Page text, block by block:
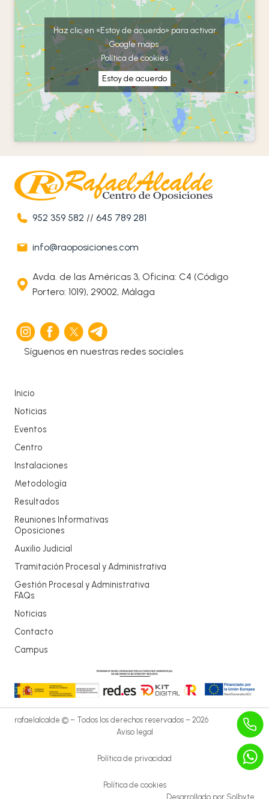
Haz clic en «Estoy de acuerdo» para activar
Google maps
Política de cookies
Estoy de acuerdo
952 359 582 //645 789 281
info@raoposiciones.com
Avda. de las Américas 3, Oficina: C4 (Código
Portero: 1019), 29002, Málaga
Síguenos en nuestras redes sociales
Inicio
Noticias
Eventos
Centro
Instalaciones
Metodología
Resultados
Reuniones Informativas
Oposiciones
Auxilio Judicial
Tramitación Procesal y Administrativa
Gestión Procesal y Administrativa
FAQs
Noticias
Contacto
Campus
rafaelalcalde © – Todos los derechos reservados – 2026
Aviso legal
Política de privacidad
Política de cookies
Desarrollado por Solbyte